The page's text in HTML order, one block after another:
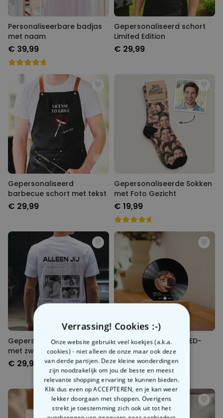
Personaliseerbare badjas
met naam
€ 39,99
Gepersonaliseerd schort
Limited Edition
€ 29,99
Gepersonaliseerd
barbecue schort met tekst
€ 29,99
Gepersonaliseerde Sokken
met Foto Gezicht
€ 19,99
Gepersonaliseerd t-shirt
met zwart wit foto’s en
tekst
€ 29,99
Gepersonaliseerde LED-
lamp LP Plaat
€ 29,99
Verrassing! Cookies :-)
Onze website gebruikt veel koekjes (a.k.a.
cookies) - niet alleen de onze maar ook deze
van derde partijen. Deze kleine wonderdingen
zijn noodzakelijk om jou de beste en meest
relevante shopping ervaring te kunnen bieden.
Klik dus even op ACCEPTEREN, en je kan weer
lekker doorgaan met shoppen. Overigens
strekt je toestemming zich ook uit tot het